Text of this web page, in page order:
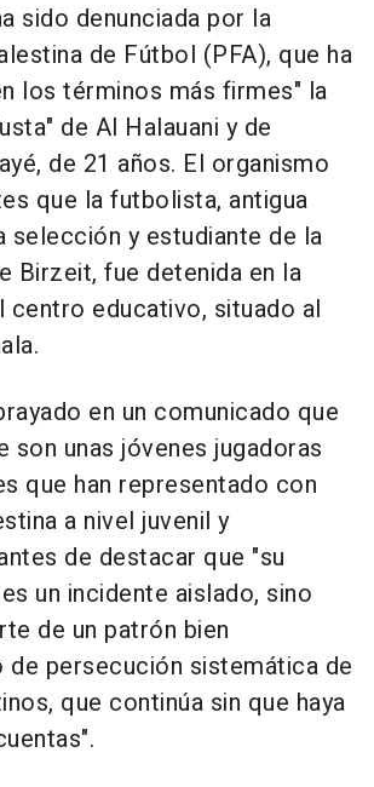
sido denunciada por la
de Fútbol (PFA), que ha
los términos más firmes" la
de Al Halauani y de
de 21 años. El organismo
que la futbolista, antigua
selección y estudiante de la
Birzeit, fue detenida en la
centro educativo, situado al
en un comunicado que
son unas jóvenes jugadoras
que han representado con
a nivel juvenil y
de destacar que "su
un incidente aislado, sino
de un patrón bien
de persecución sistemática de
que continúa sin que haya